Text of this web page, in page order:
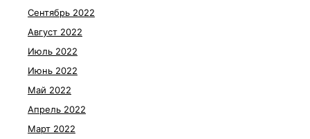
Сентябрь 2022
Август 2022
Июль 2022
Июнь 2022
Май 2022
Апрель 2022
Март 2022